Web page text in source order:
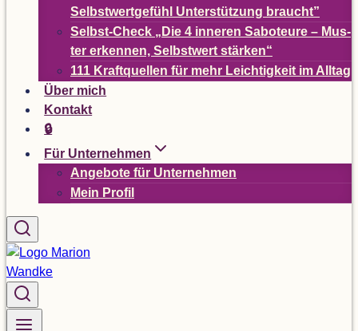
Selbst­wert­ge­fühl Unter­stüt­zung braucht”
Selbst-Check „ Die 4 inne­ren Sabo­teure – Mus­
ter erken­nen, Selbst­wert stärken“
111 Kraft­quel­len für mehr Leich­tig­keit im Alltag
Über mich
Kon­takt
🔒
Für Unter­neh­men
Ange­bote für Unternehmen
Mein Pro­fil